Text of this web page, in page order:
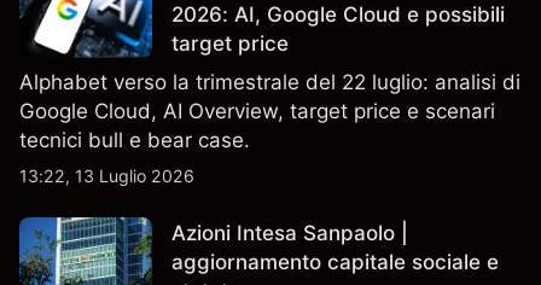
2026: AI, Google Cloud e possibili
target price
Alphabet verso la trimestrale del 22 luglio: analisi di
Google Cloud, AI Overview, target price e scenari
tecnici bull e bear case.
13:22, 13 Luglio 2026
Azioni Intesa Sanpaolo |
aggiornamento capitale sociale e